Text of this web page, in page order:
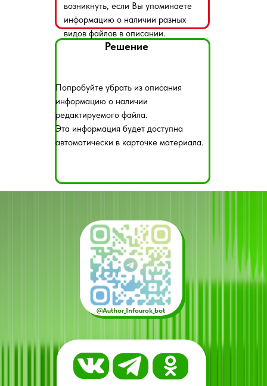
возникнуть, если Вы упоминаете
информацию о наличии разных
видов файлов в описании.
Попробуйте убрать из описания
информацию о наличии
редактируемого файла.
Эта информация будет доступна
автоматически в карточке материала.
Решение
@Author_Infourok_bot